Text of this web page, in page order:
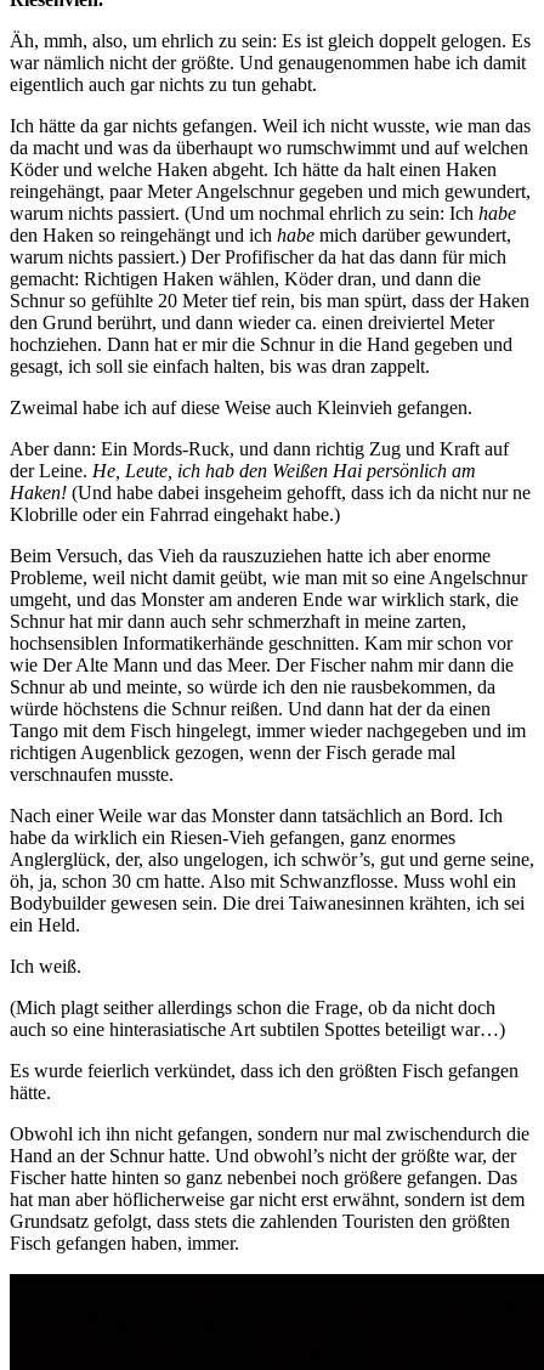
Äh, mmh, also, um ehrlich zu sein: Es ist gleich doppelt gelogen. Es
war nämlich nicht der größte. Und genaugenommen habe ich damit
eigentlich auch gar nichts zu tun gehabt.
Ich hätte da gar nichts gefangen. Weil ich nicht wusste, wie man das
da macht und was da überhaupt wo rumschwimmt und auf welchen
Köder und welche Haken abgeht. Ich hätte da halt einen Haken
reingehängt, paar Meter Angelschnur gegeben und mich gewundert,
warum nichts passiert. (Und um nochmal ehrlich zu sein: Ich habe
den Haken so reingehängt und ich habe mich darüber gewundert,
warum nichts passiert.) Der Profifischer da hat das dann für mich
gemacht: Richtigen Haken wählen, Köder dran, und dann die
Schnur so gefühlte 20 Meter tief rein, bis man spürt, dass der Haken
den Grund berührt, und dann wieder ca. einen dreiviertel Meter
hochziehen. Dann hat er mir die Schnur in die Hand gegeben und
gesagt, ich soll sie einfach halten, bis was dran zappelt.
Zweimal habe ich auf diese Weise auch Kleinvieh gefangen.
Aber dann: Ein Mords-Ruck, und dann richtig Zug und Kraft auf
der Leine. He, Leute, ich hab den Weißen Hai persönlich am
Haken! (Und habe dabei insgeheim gehofft, dass ich da nicht nur ne
Klobrille oder ein Fahrrad eingehakt habe.)
Beim Versuch, das Vieh da rauszuziehen hatte ich aber enorme
Probleme, weil nicht damit geübt, wie man mit so eine Angelschnur
umgeht, und das Monster am anderen Ende war wirklich stark, die
Schnur hat mir dann auch sehr schmerzhaft in meine zarten,
hochsensiblen Informatikerhände geschnitten. Kam mir schon vor
wie Der Alte Mann und das Meer. Der Fischer nahm mir dann die
Schnur ab und meinte, so würde ich den nie rausbekommen, da
würde höchstens die Schnur reißen. Und dann hat der da einen
Tango mit dem Fisch hingelegt, immer wieder nachgegeben und im
richtigen Augenblick gezogen, wenn der Fisch gerade mal
verschnaufen musste.
Nach einer Weile war das Monster dann tatsächlich an Bord. Ich
habe da wirklich ein Riesen-Vieh gefangen, ganz enormes
Anglerglück, der, also ungelogen, ich schwör’s, gut und gerne seine,
öh, ja, schon 30 cm hatte. Also mit Schwanzflosse. Muss wohl ein
Bodybuilder gewesen sein. Die drei Taiwanesinnen krähten, ich sei
ein Held.
Ich weiß.
(Mich plagt seither allerdings schon die Frage, ob da nicht doch
auch so eine hinterasiatische Art subtilen Spottes beteiligt war…)
Es wurde feierlich verkündet, dass ich den größten Fisch gefangen
hätte.
Obwohl ich ihn nicht gefangen, sondern nur mal zwischendurch die
Hand an der Schnur hatte. Und obwohl’s nicht der größte war, der
Fischer hatte hinten so ganz nebenbei noch größere gefangen. Das
hat man aber höflicherweise gar nicht erst erwähnt, sondern ist dem
Grundsatz gefolgt, dass stets die zahlenden Touristen den größten
Fisch gefangen haben, immer.